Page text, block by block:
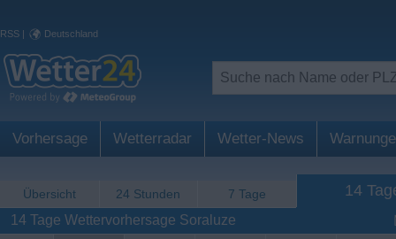
RSS | Deutschland
Vorhersage Wetterradar Wetter-News
Übersicht 24 Stunden 7 Tage 14
14 Tage Wettervorhersage Soraluze